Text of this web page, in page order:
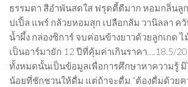
ธรรมดา สีอำพันสดใส ฟรุตตี้ดีมาก หอมกลิ่นลูก
ปเปิ้ล แพร์ กล้วยหอมสุก เปลือกส้ม วานิลลา ค
น้ำผึ้ง กล่องซิการ์ จบค่อนข้างยาวด้วยลูกเกด
เป็นอาร์มายัก 12 ปีที่คุ้มค่าเกินราคา….18.5/
ทั้งหมดนั้นเป็นข้อมูลเพื่อการศึกษาหาความรู้
น้อยที่ชักชวนให้ดื่ม แต่ถ้าจะดื่ม “ต้องดื่มด้วย